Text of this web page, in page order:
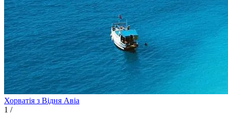
Хорватія з Відня Авіа
1 /